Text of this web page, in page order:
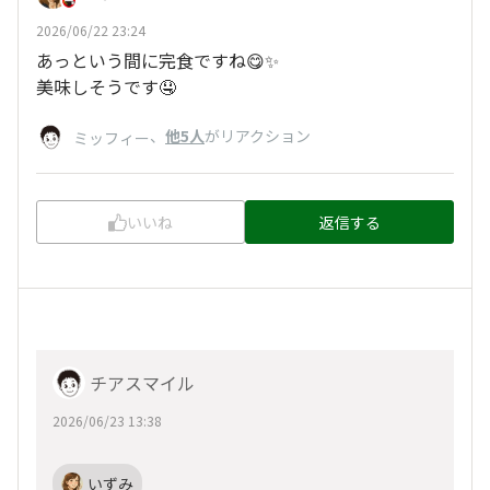
2026/06/22 23:24
あっという間に完食ですね😋✨
美味しそうです🤤
ミッフィー、 他5人がリアクション
いいね 返信する
チアスマイル
2026/06/23 13:38
いずみ